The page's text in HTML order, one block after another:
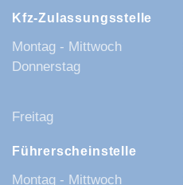
Kfz-Zulassungsstelle
Montag - Mittwoch
Donnerstag
Freitag
Führerscheinstelle
Montag - Mittwoch